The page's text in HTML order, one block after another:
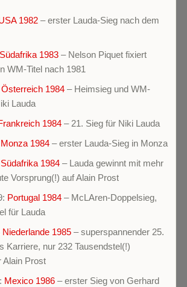
1982 – erster Lauda-Sieg nach dem
Südafrika 1983 – Nelson Piquet fixiert
WM-Titel nach 1981
Österreich 1984 – Heimsieg und WM-
Lauda
1984 – 21. Sieg für Niki Lauda
Monza 1984 – erster Lauda-Sieg in Monza
Südafrika 1984 – Lauda gewinnt mit mehr
Vorsprung(!) auf Alain Prost
Portugal 1984 – McLAren-Doppelsieg,
für Lauda
Niederlande 1985 – superspannender 25.
Karriere, nur 232 Tausendstel(!)
Alain Prost
Mexico 1986 – erster Sieg von Gerhard